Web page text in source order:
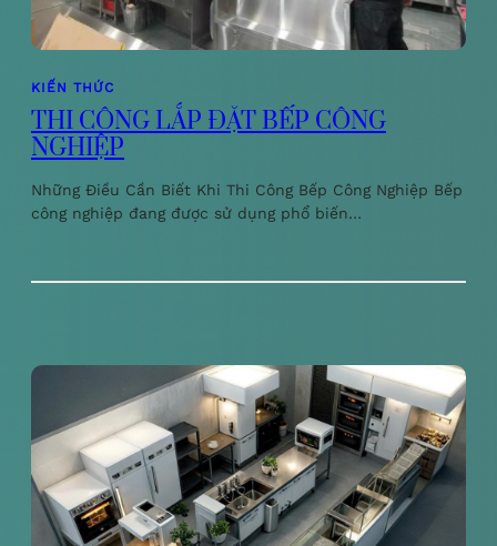
KIẾN THỨC
THI CÔNG LẮP ĐẶT BẾP CÔNG
NGHIỆP
Những Điều Cần Biết Khi Thi Công Bếp Công Nghiệp Bếp
công nghiệp đang được sử dụng phổ biến…